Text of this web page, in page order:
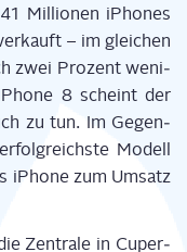
Mil­lio­nen iPho­nes
– im glei­chen
zwei Pro­zent weni­
8 scheint der
zu tun. Im Gegen­
Modell
iPho­ne zum Umsatz
Zen­tra­le in Cup­er­